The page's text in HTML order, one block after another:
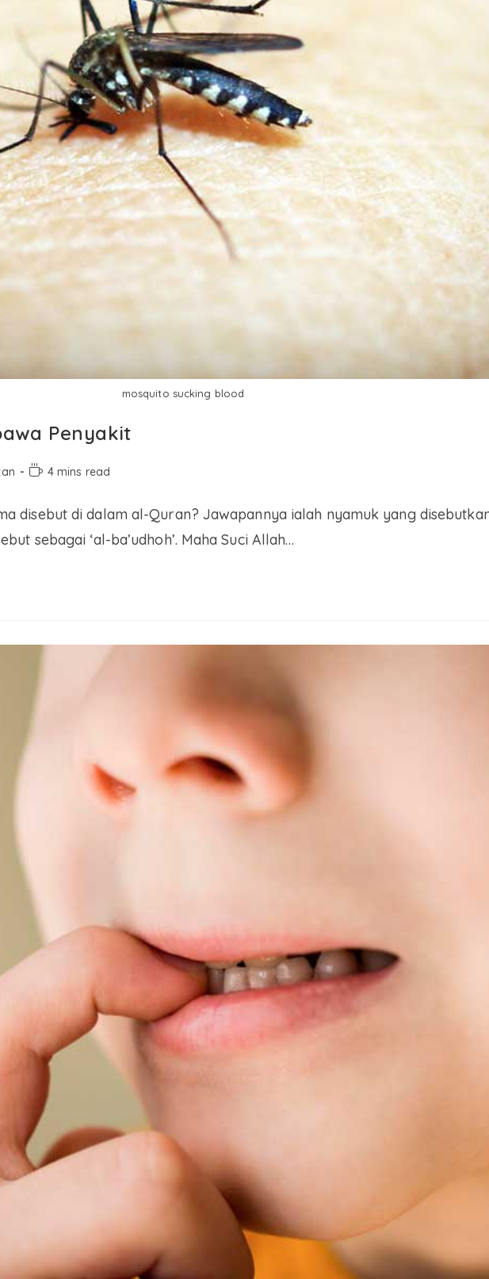
mosquito sucking blood
Penyakit
4 mins read
disebut di dalam al-Quran? Jawapannya ialah nyamuk yang
sebagai ‘al-ba’udhoh’. Maha Suci Allah…